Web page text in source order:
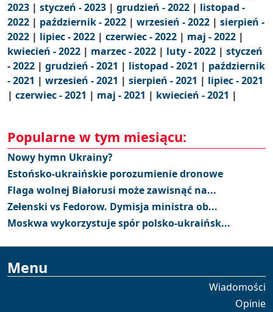
2023 | styczeń - 2023 | grudzień - 2022 | listopad -
2022 | październik - 2022 | wrzesień - 2022 | sierpień -
2022 | lipiec - 2022 | czerwiec - 2022 | maj - 2022 |
kwiecień - 2022 | marzec - 2022 | luty - 2022 | styczeń
- 2022 | grudzień - 2021 | listopad - 2021 | październik
- 2021 | wrzesień - 2021 | sierpień - 2021 | lipiec - 2021
| czerwiec - 2021 | maj - 2021 | kwiecień - 2021 |
Popularne w tym miesiącu:
Nowy hymn Ukrainy?
Estońsko-ukraińskie porozumienie dronowe
Flaga wolnej Białorusi może zawisnąć na...
Zełenski vs Fedorow. Dymisja ministra ob...
Moskwa wykorzystuje spór polsko-ukraińsk...
Menu
Wiadomości
Opinie